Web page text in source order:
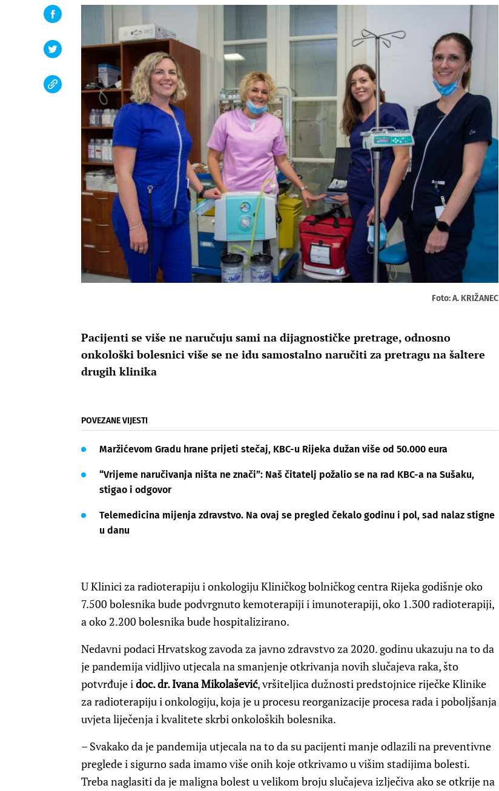
Foto: A. KRIŽANEC
Pacijenti se više ne naručuju sami na dijagnostičke pretrage, odnosno
onkološki bolesnici više se ne idu samostalno naručiti za pretragu na šaltere
drugih klinika
POVEZANE VIJESTI
Maržićevom Gradu hrane prijeti stečaj, KBC-u Rijeka dužan više od 50.000 eura
“Vrijeme naručivanja ništa ne znači”: Naš čitatelj požalio se na rad KBC-a na Sušaku,
stigao i odgovor
Telemedicina mijenja zdravstvo. Na ovaj se pregled čekalo godinu i pol, sad nalaz stigne
u danu
U Klinici za radioterapiju i onkologiju Kliničkog bolničkog centra Rijeka godišnje oko
7.500 bolesnika bude podvrgnuto kemoterapiji i imunoterapiji, oko 1.300 radioterapiji,
a oko 2.200 bolesnika bude hospitalizirano.
Nedavni podaci Hrvatskog zavoda za javno zdravstvo za 2020. godinu ukazuju na to da
je pandemija vidljivo utjecala na smanjenje otkrivanja novih slučajeva raka, što
potvrđuje idoc. dr. Ivana Mikolašević, vršiteljica dužnosti predstojnice riječke Klinike
za radioterapiju i onkologiju, koja je u procesu reorganizacije procesa rada i poboljšanja
uvjeta liječenja i kvalitete skrbi onkoloških bolesnika.
– Svakako da je pandemija utjecala na to da su pacijenti manje odlazili na preventivne
preglede i sigurno sada imamo više onih koje otkrivamo u višim stadijima bolesti.
Treba naglasiti da je maligna bolest u velikom broju slučajeva izlječiva ako se otkrije na